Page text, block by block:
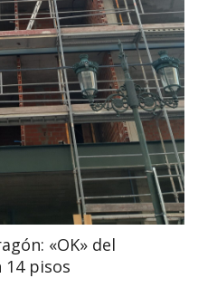
«OK» del
14 pisos